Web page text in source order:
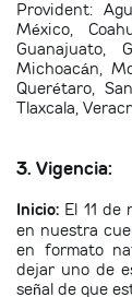
Provident:
México,
Guanajuato,
Michoacán,
Querétaro,
Tlaxcala,
3. Vigencia:
Inicio: El 11 de
en nuestra
en formato
dejar uno de
señal de que